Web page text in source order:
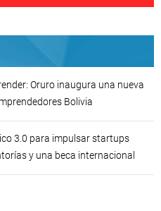
Oruro inaugura una nueva
Bolivia
3.0 para impulsar startups
y una beca internacional